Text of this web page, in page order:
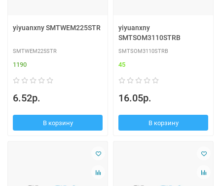
yiyuanxny SMTWEM225STR
SMTWEM225STR
1190
6.52р.
В корзину
yiyuanxny
SMTSOM3110STRB
SMTSOM3110STRB
45
16.05р.
В корзину